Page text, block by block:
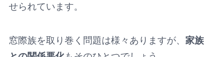
せられています。
窓際族を取り巻く問題は様々ありますが、 家族